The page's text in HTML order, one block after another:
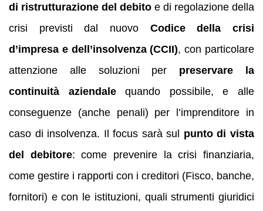
di ristrutturazione del debito e di regolazione della
crisi previsti dal nuovo Codice della crisi
d’impresa e dell’insolvenza (CCII), con particolare
attenzione alle soluzioni per preservare la
continuità aziendalequando possibile, e alle
conseguenze (anche penali) per l’imprenditore in
caso di insolvenza. Il focus sarà sul punto di vista
del debitore: come prevenire la crisi finanziaria,
come gestire i rapporti con i creditori (Fisco, banche,
fornitori) e con le istituzioni, quali strumenti giuridici